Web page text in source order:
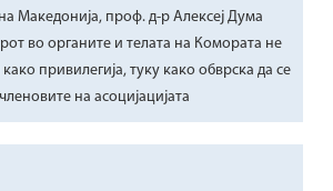
Македонија, проф. д-р Алексеј Дума
во органите и телата на Комората не
привилегија, туку како обврска да се
на асоцијацијата